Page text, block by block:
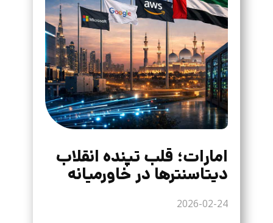
امارات؛ قلب تپنده انقلاب
دیتاسنترها در خاورمیانه
2026-02-24